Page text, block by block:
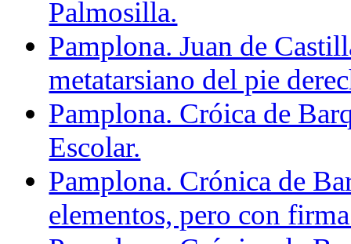
Palmosilla.
Pamplona. Juan de
metatarsiano del pie
Pamplona. Cróica de
Escolar.
Pamplona. Crónica de
elementos, pero con